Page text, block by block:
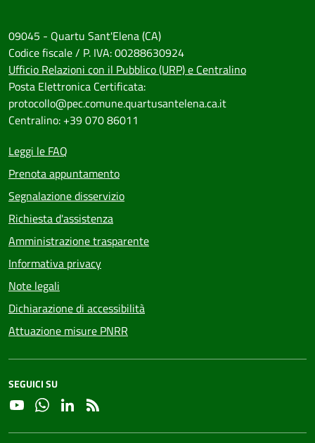
09045 - Quartu Sant'Elena (CA)
Codice fiscale / P. IVA: 00288630924
Ufficio Relazioni con il Pubblico (URP) e Centralino
Posta Elettronica Certificata:
protocollo@pec.comune.quartusantelena.ca.it
Centralino: +39 070 86011
Leggi le FAQ
Prenota appuntamento
Segnalazione disservizio
Richiesta d'assistenza
Amministrazione trasparente
Informativa privacy
Note legali
Dichiarazione di accessibilità
Attuazione misure PNRR
SEGUICI SU
YouTubeWhatsapp
Linkedin